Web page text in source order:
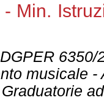
Min.
6350/
musicale -